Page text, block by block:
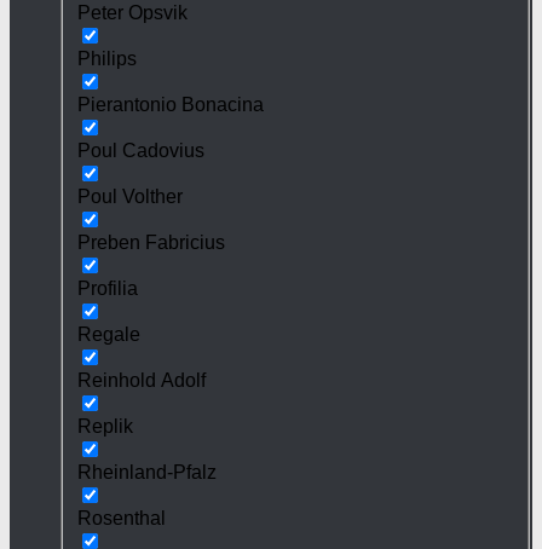
Peter Opsvik
Philips
Pierantonio Bonacina
Poul Cadovius
Poul Volther
Preben Fabricius
Profilia
Regale
Reinhold Adolf
Replik
Rheinland-Pfalz
Rosenthal